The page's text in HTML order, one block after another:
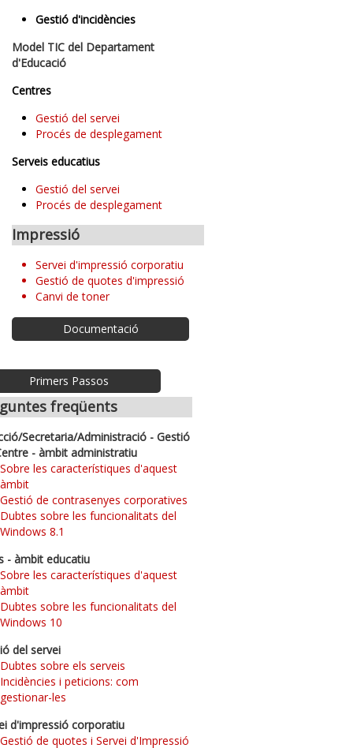
Gestió d'incidències
Model TIC del Departament
d'Educació
Centres
Gestió del servei
Procés de desplegament
Serveis educatius
Gestió del servei
Procés de desplegament
Impressió
Servei d'impressió corporatiu
Gestió de quotes d'impressió
Canvi de toner
Documentació
Primers Passos
freqüents
Secretaria/Administració - Gestió
- àmbit administratiu
Sobre les característiques d'aquest
àmbit
Gestió de contrasenyes corporatives
Dubtes sobre les funcionalitats del
Windows 8.1
- àmbit educatiu
Sobre les característiques d'aquest
àmbit
Dubtes sobre les funcionalitats del
Windows 10
del servei
Dubtes sobre els serveis
Incidències i peticions: com
gestionar-les
d'impressió corporatiu
Gestió de quotes i Servei d'Impressió